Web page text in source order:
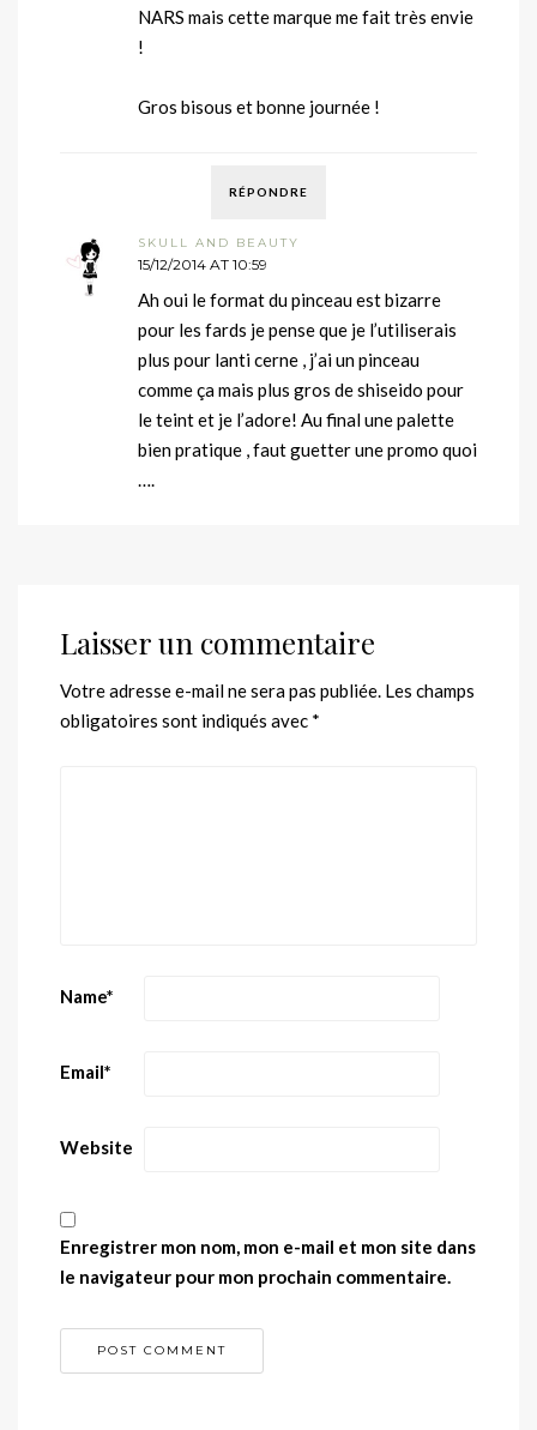
NARS mais cette marque me fait très envie
!
Gros bisous et bonne journée !
RÉPONDRE
SKULL AND BEAUTY
15/12/2014 AT 10:59
Ah oui le format du pinceau est bizarre
pour les fards je pense que je l’utiliserais
plus pour lanti cerne , j’ai un pinceau
comme ça mais plus gros de shiseido pour
le teint et je l’adore! Au final une palette
bien pratique , faut guetter une promo quoi
….
Laisser un commentaire
Votre adresse e-mail ne sera pas publiée. Les champs
obligatoires sont indiqués avec *
Name*
Email*
Website
Enregistrer mon nom, mon e-mail et mon site dans
le navigateur pour mon prochain commentaire.